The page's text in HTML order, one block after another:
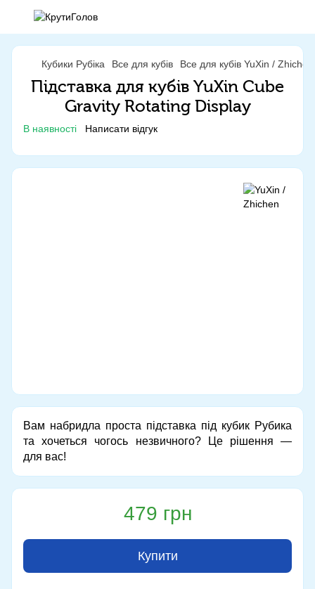
Кубики Рубіка Все для кубів Все для кубів YuXin / Zhichen
Підставка для кубів YuXin Cube
Gravity Rotating Display
В наявності Написати відгук
Вам набридла проста підставка під кубик Рубика
та хочеться чогось незвичного? Це рішення —
для вас!
479 грн
Купити